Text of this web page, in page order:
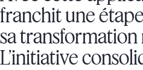
franchit une
sa
L’initiative